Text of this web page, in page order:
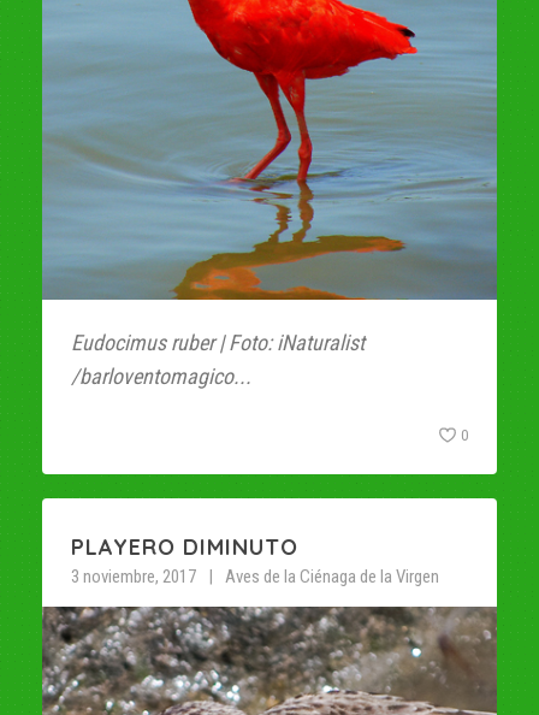
Eudocimus ruber | Foto: iNaturalist
/barloventomagico...
0
PLAYERO DIMINUTO
3 noviembre, 2017 Aves de la Ciénaga de la Virgen